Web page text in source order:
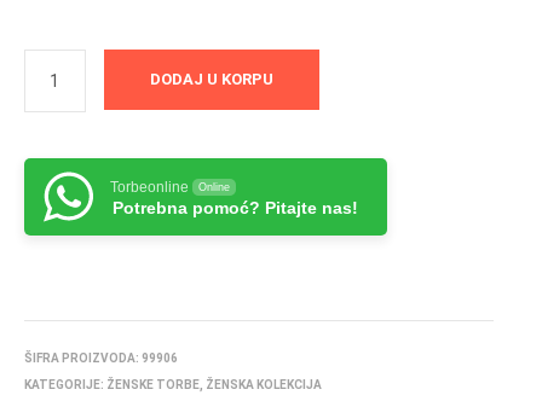
DODAJ U KORPU
Torbeonline Online
Potrebna pomoć? Pitajte nas!
ŠIFRA PROIZVODA: 99906
KATEGORIJE: ŽENSKE TORBE ŽENSKA KOLEKCIJA